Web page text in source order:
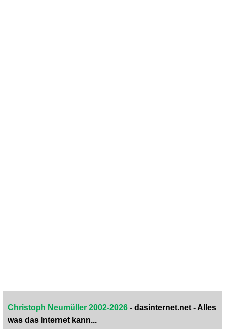
Christoph Neumüller 2002-2026 - dasinternet.net - Alles
was das Internet kann...